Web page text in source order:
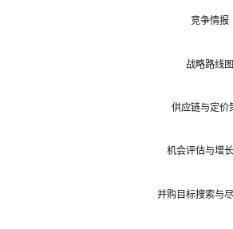
竞争情报
战略路线图
供应链与定价
机会评估与增
并购目标搜索与